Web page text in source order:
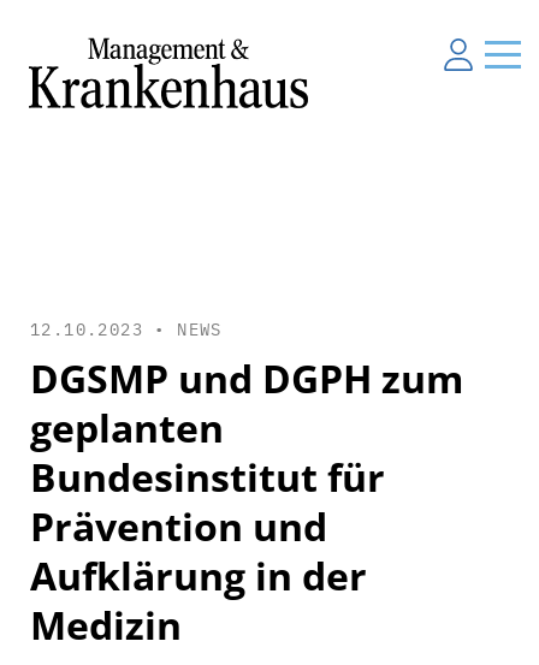
12.10.2023 • NEWS
DGSMP und DGPH zum
geplanten
Bundesinstitut für
Prävention und
Aufklärung in der
Medizin